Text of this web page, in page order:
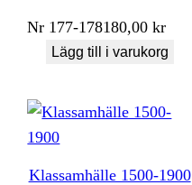
Nr 177-178180,00kr
Lägg till i varukorg
Klassamhälle 1500-1900